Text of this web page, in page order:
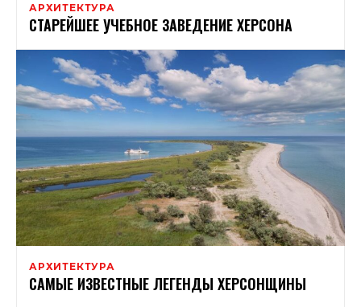
АРХИТЕКТУРА
СТАРЕЙШЕЕ УЧЕБНОЕ ЗАВЕДЕНИЕ ХЕРСОНА
АРХИТЕКТУРА
САМЫЕ ИЗВЕСТНЫЕ ЛЕГЕНДЫ ХЕРСОНЩИНЫ